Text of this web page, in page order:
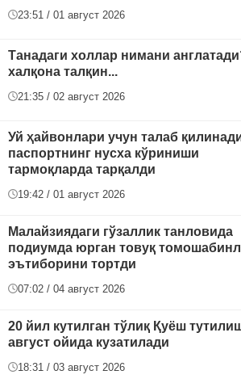
23:51 / 01 август 2026
Танадаги холлар нимани
халқона талқин...
21:35 / 02 август 2026
Уй ҳайвонлари учун талаб
паспортнинг нусха кўриниши
тармоқларда тарқалди
19:42 / 01 август 2026
Малайзиядаги гўзаллик танловида
подиумда юрган товуқ
эътиборини тортди
07:02 / 04 август 2026
20 йил кутилган тўлиқ Қуёш
август ойида кузатилади
18:31 / 03 август 2026